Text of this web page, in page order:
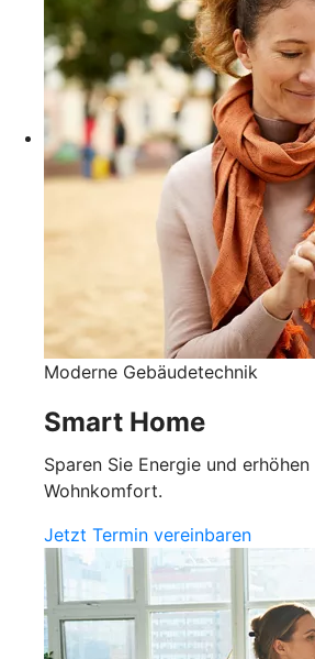
Moderne Gebäudetechnik
Smart Home
Sparen Sie Energie und erhöhen
Wohnkomfort.
Jetzt Termin vereinbaren